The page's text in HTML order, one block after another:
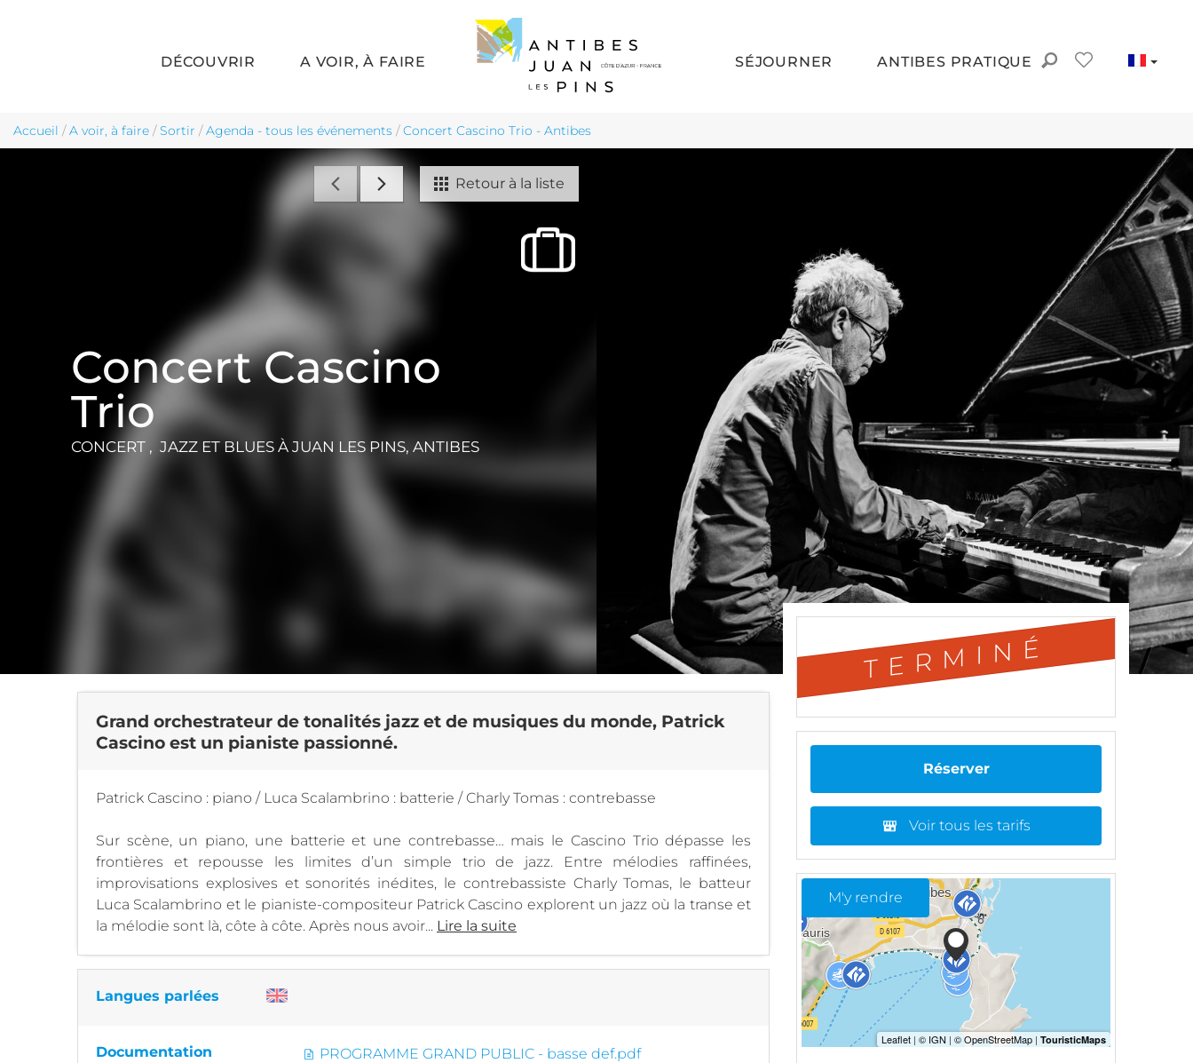
Aller au contenu principal
DÉCOUVRIR A VOIR, À FAIRE SÉJOURNER ANTIBES PRATIQUE
Accueil /A voir, à faire /Sortir /Agenda - tous les événements /Concert Cascino Trio - Antibes
Retour à la liste
Concert Cascino
Trio
CONCERT , JAZZ ET BLUES À JUAN LES PINS, ANTIBES
Grand orchestrateur de tonalités jazz et de musiques du monde, Patrick
Cascino est un pianiste passionné.
Patrick Cascino : piano / Luca Scalambrino : batterie / Charly Tomas : contrebasse
Sur scène, un piano, une batterie et une contrebasse… mais le Cascino Trio dépasse les
frontières et repousse les limites d’un simple trio de jazz. Entre mélodies raffinées,
improvisations explosives et sonorités inédites, le contrebassiste Charly Tomas, le batteur
Luca Scalambrino et le pianiste-compositeur Patrick Cascino explorent un jazz où la transe et
la mélodie sont là, côte à côte. Après nous avoir... Lire la suite
Langues parlées
Documentation PROGRAMME GRAND PUBLIC - basse def.pdf
TERMINÉ
Réserver
Voir tous les tarifs
M'y rendre